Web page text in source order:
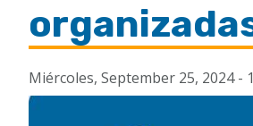
Miércoles, September 25, 2024 -